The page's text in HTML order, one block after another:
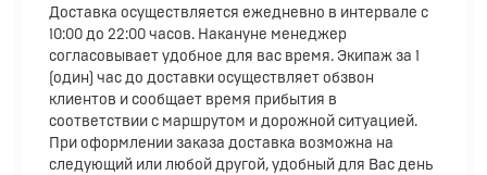
Доставка осуществляется ежедневно в интервале с
10:00 до 22:00 часов. Накануне менеджер
согласовывает удобное для вас время. Экипаж за 1
(один) час до доставки осуществляет обзвон
клиентов и сообщает время прибытия в
соответствии с маршрутом и дорожной ситуацией.
При оформлении заказа доставка возможна на
следующий или любой другой, удобный для Вас день